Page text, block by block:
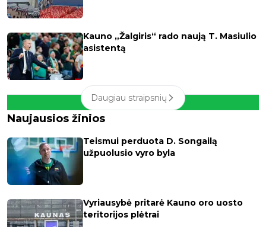
Kauno „Žalgiris“ rado naują T. Masiulio
asistentą
Daugiau straipsnių
Naujausios žinios
Teismui perduota D. Songailą
užpuolusio vyro byla
Vyriausybė pritarė Kauno oro uosto
teritorijos plėtrai